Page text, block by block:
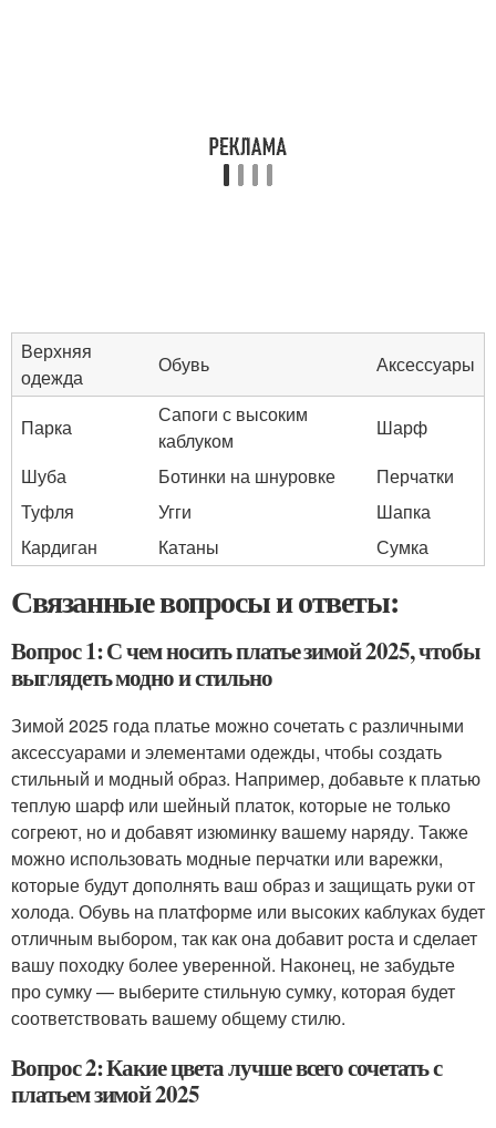
Верхняя
одежда
Обувь Аксессуары
Парка
Сапоги с высоким
каблуком
Шарф
Шуба
Ботинки на шнуровке
Перчатки
Туфля
Угги
Шапка
Кардиган
Катаны Сумка
Связанные вопросы и ответы:
Вопрос 1: С чем носить платье зимой 2025, чтобы
выглядеть модно и стильно
Зимой 2025 года платье можно сочетать с различными
аксессуарами и элементами одежды, чтобы создать
стильный и модный образ. Например, добавьте к платью
теплую шарф или шейный платок, которые не только
согреют, но и добавят изюминку вашему наряду. Также
можно использовать модные перчатки или варежки,
которые будут дополнять ваш образ и защищать руки от
холода. Обувь на платформе или высоких каблуках будет
отличным выбором, так как она добавит роста и сделает
вашу походку более уверенной. Наконец, не забудьте
про сумку — выберите стильную сумку, которая будет
соответствовать вашему общему стилю.
Вопрос 2: Какие цвета лучше всего сочетать с
платьем зимой 2025